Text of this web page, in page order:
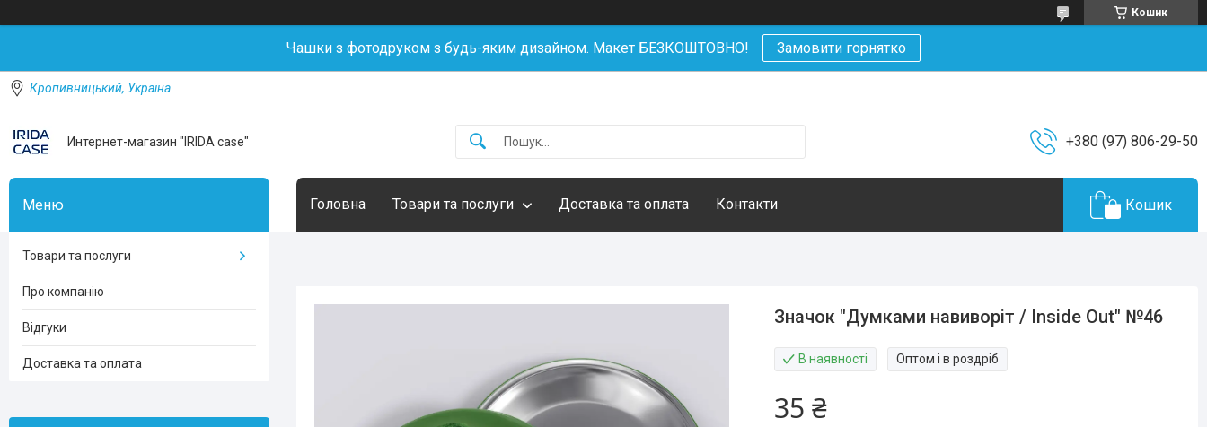
Кошик
Чашки з фотодруком з будь-яким дизайном. Макет БЕЗКОШТОВНО! Замовити горнятко
Кропивницький, Україна
Интернет-магазин "IRIDA case" +380 (97) 806-29-50
Головна Товари та послуги Доставка та оплата Контакти Кошик
Значок "Думками навиворіт / Inside Out" №46
В наявності Оптом і в роздріб
35 ₴
Товари та послуги
Про компанію
Відгуки
Доставка та оплата